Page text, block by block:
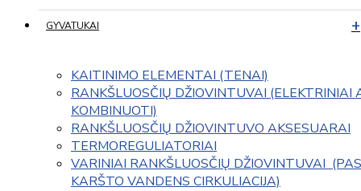
GYVATUKAI
KAITINIMO ELEMENTAI (TENAI)
RANKŠLUOSČIŲ DŽIOVINTUVAI (ELEKTRINIAI
KOMBINUOTI)
RANKŠLUOSČIŲ DŽIOVINTUVO AKSESUARAI
TERMOREGULIATORIAI
VARINIAI RANKŠLUOSČIŲ DŽIOVINTUVAI
KARŠTO VANDENS CIRKULIACIJA)